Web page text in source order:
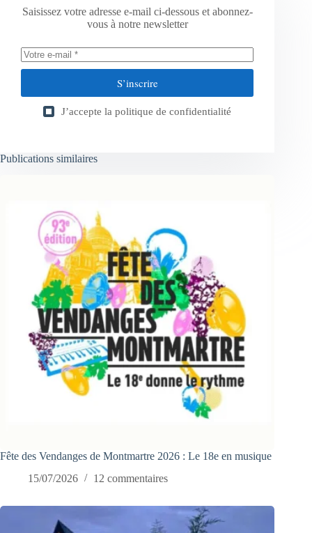
Saisissez votre adresse e-mail ci-dessous et abonnez-
vous à notre newsletter
S’inscrire
J’accepte la politique de confidentialité
Publications similaires
Fête des Vendanges de Montmartre 2026 : Le 18e en musique
15/07/2026
12 commentaires